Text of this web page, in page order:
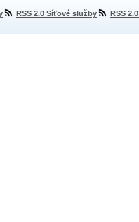
RSS 2.0 Síťové služby RSS